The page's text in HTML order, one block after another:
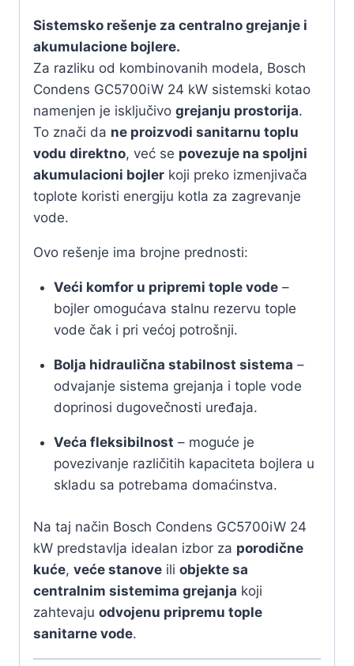
Sistemsko rešenje za centralno grejanje i
akumulacione bojlere.
Za razliku od kombinovanih modela, Bosch
Condens GC5700iW 24 kW sistemski kotao
namenjen je isključivo grejanju prostorija.
To znači da ne proizvodi sanitarnu toplu
vodu direktno, već se povezuje na spoljni
akumulacioni bojler koji preko izmenjivača
toplote koristi energiju kotla za zagrevanje
vode.
Ovo rešenje ima brojne prednosti:
Veći komfor u pripremi tople vode–
bojler omogućava stalnu rezervu tople
vode čak i pri većoj potrošnji.
Bolja hidraulična stabilnost sistema –
odvajanje sistema grejanja i tople vode
doprinosi dugovečnosti uređaja.
Veća fleksibilnost – moguće je
povezivanje različitih kapaciteta bojlera u
skladu sa potrebama domaćinstva.
Na taj način Bosch Condens GC5700iW 24
kW predstavlja idealan izbor za porodične
kuće, veće stanove ili objekte sa
centralnim sistemima grejanja koji
zahtevaju odvojenu pripremu tople
sanitarne vode.